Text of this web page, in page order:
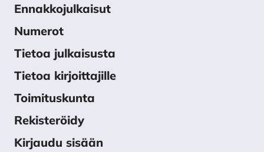
Ennakkojulkaisut
Numerot
Tietoa julkaisusta
Tietoa kirjoittajille
Toimituskunta
Rekisteröidy
Kirjaudu sisään